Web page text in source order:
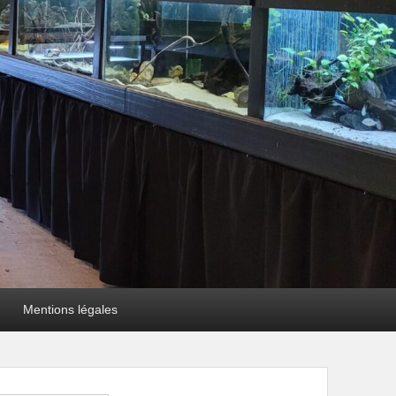
Mentions légales